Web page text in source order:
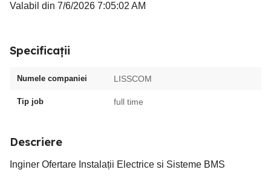
Valabil din 7/6/2026 7:05:02 AM
Specificații
Numele companiei LISSCOM
Tip job full time
Descriere
Inginer Ofertare Instalații Electrice si Sisteme BMS